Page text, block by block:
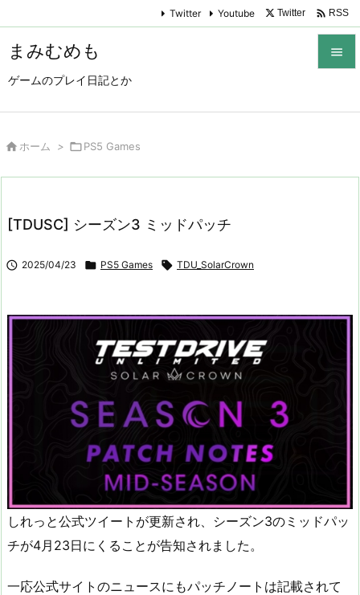
まみむめも
ゲームのプレイ日記とか

Twitter Youtube Twitter  RSS
 ホーム > PS5 Games
[TDUSC] シーズン3 ミッドパッチ
 2025/04/23  PS5 Games  TDU_SolarCrown
しれっと公式ツイートが更新され、シーズン3のミッドパッ
チが4月23日にくることが告知されました。
一応公式サイトのニュースにもパッチノートは記載されて